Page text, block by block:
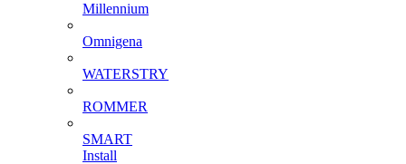
Millennium
Omnigena
WATERSTRY
ROMMER
SMART
Install